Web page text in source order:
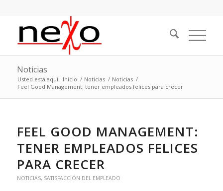
Noticias
Usted está aquí: Inicio / Noticias / Noticias /
Feel Good Management: tener empleados felices para crecer
FEEL GOOD MANAGEMENT:
TENER EMPLEADOS FELICES
PARA CRECER
NOTICIAS, SATISFACCIÓN DEL EMPLEADO